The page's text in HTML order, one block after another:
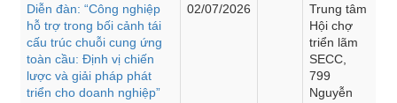
Diễn đàn: “Công nghiệp
hỗ trợ trong bối cảnh tái
cấu trúc chuỗi cung ứng
toàn cầu: Định vị chiến
lược và giải pháp phát
triển cho doanh nghiệp”
02/07/2026
Trung tâm
Hội chợ
triển lãm
SECC,
799
Nguyễn